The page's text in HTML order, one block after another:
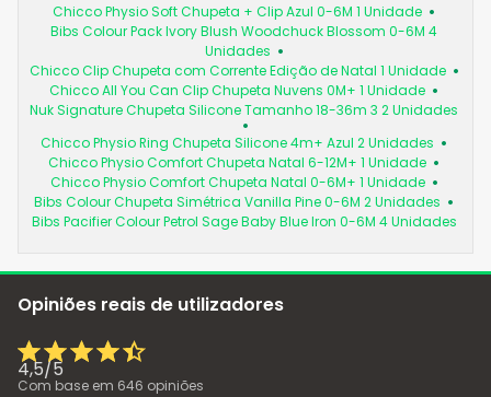
Chicco Physio Soft Chupeta + Clip Azul 0-6M 1 Unidade
Bibs Colour Pack Ivory Blush Woodchuck Blossom 0-6M 4
Unidades
Chicco Clip Chupeta com Corrente Edição de Natal 1 Unidade
Chicco All You Can Clip Chupeta Nuvens 0M+ 1 Unidade
Nuk Signature Chupeta Silicone Tamanho 18-36m 3 2 Unidades
Chicco Physio Ring Chupeta Silicone 4m+ Azul 2 Unidades
Chicco Physio Comfort Chupeta Natal 6-12M+ 1 Unidade
Chicco Physio Comfort Chupeta Natal 0-6M+ 1 Unidade
Bibs Colour Chupeta Simétrica Vanilla Pine 0-6M 2 Unidades
Bibs Pacifier Colour Petrol Sage Baby Blue Iron 0-6M 4 Unidades
Opiniões reais de utilizadores
4,5/5
Com base em 646 opiniões